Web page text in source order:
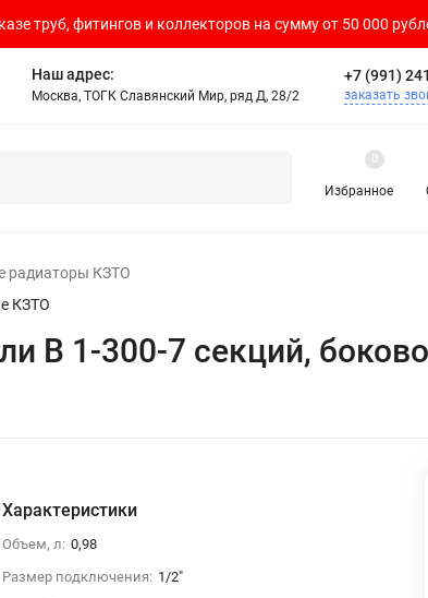
труб, фитингов и коллекторов на сумму от 50 000
Наш адрес:
Москва, ТОГК Славянский Мир, ряд Д, 28/2
+7 (991)
заказать
Избранное
0
радиаторы КЗТО
КЗТО
В 1-300-7 секций,
Характеристики
Объем, л: 0,98
Размер подключения: 1/2"